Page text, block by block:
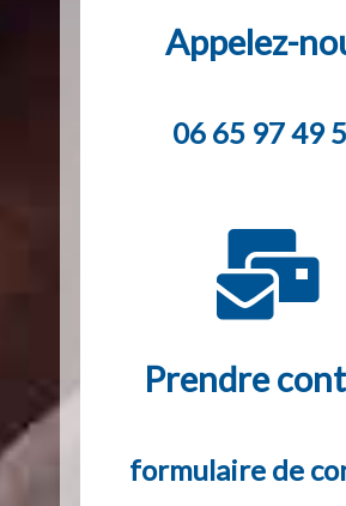
Appelez-
06 65 97 49
Prendre
formulaire de